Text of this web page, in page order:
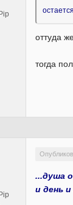
оттуда
тогда
...душа
и день и